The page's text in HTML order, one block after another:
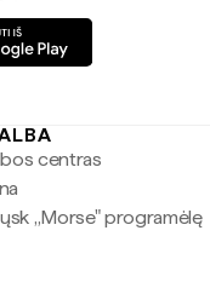
centras
„Morse" programėlę